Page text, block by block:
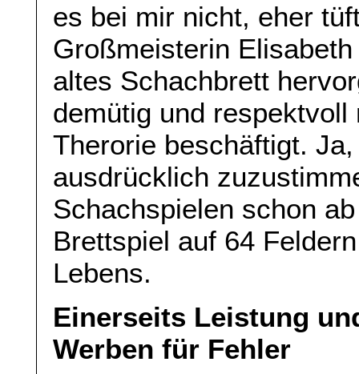
es bei mir nicht, eher
Großmeisterin
altes Schachbrett
demütig und
Therorie beschäftigt.
ausdrücklich
Schachspielen schon
Brettspiel auf 64
Lebens.
Einerseits Leistung
Werben für Fehler